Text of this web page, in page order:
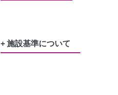
+ 施設基準について